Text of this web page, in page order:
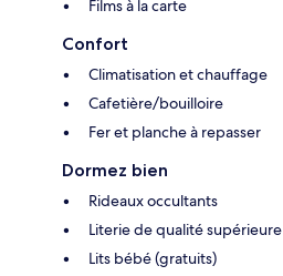
Films à la carte
Confort
Climatisation et chauffage
Cafetière/bouilloire
Fer et planche à repasser
Dormez bien
Rideaux occultants
Literie de qualité supérieure
Lits bébé (gratuits)